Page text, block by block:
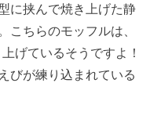
に挟んで焼き上げた静
こちらのモッフルは、
げているそうですよ！
びが練り込まれている